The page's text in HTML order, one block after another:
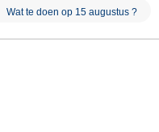
Wat te doen op 15 augustus ?